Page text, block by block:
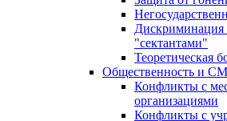
Дискриминация
"сектантами"
Теоретическая
Общественность и
Конфликты с
организациями
Конфликты с